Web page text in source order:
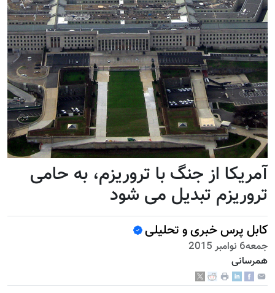
آمریکا از جنگ با تروریزم، به حامی
تروریزم تبدیل می شود
کابل پرس خبری و تحلیلی
جمعه6 نوامبر 2015
همرسانی